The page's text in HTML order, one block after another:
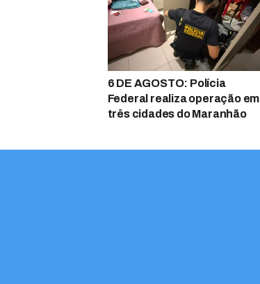
6 DE AGOSTO: Polícia
Federal realiza operação em
três cidades do Maranhão